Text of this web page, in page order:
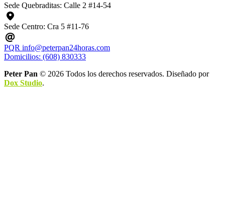
Sede Quebraditas: Calle 2 #14-54
Sede Centro: Cra 5 #11-76
PQR info@peterpan24horas.com
Domicilios: (608) 830333
Peter Pan © 2026 Todos los derechos reservados. Diseñado por
Dox Studio.